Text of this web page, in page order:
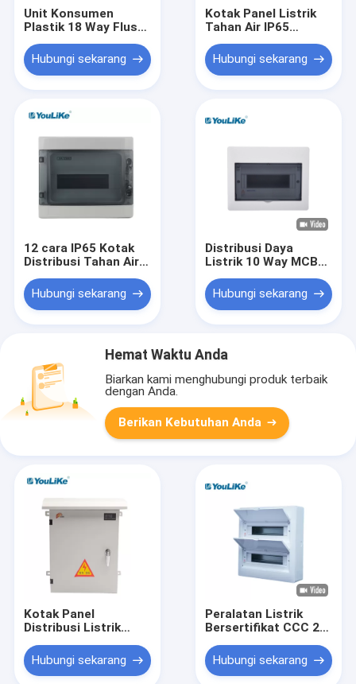
Unit Konsumen
Plastik 18 Way Flush
Mount MCB Box
Papan Distribusi
Tenaga Listrik Dalam
Hubungi sekarang
Kotak Panel Listrik
Tahan Air IP65
Plastik Penuh Papan
Distribusi Listrik Luar
Ruangan
Hubungi sekarang
12 cara IP65 Kotak
Distribusi Tahan Air
dan Tahan Debu
Bahan MCB BOX ABS
PC
Hubungi sekarang
Distribusi Daya
Listrik 10 Way MCB
Box Metal Enclosure
Flush Mounted
Hubungi sekarang
Hemat Waktu Anda
Biarkan kami menghubungi produk terbaik
dengan Anda.
Berikan Kebutuhan Anda
Kotak Panel
Distribusi Listrik
Stainless Steel
Kandang Listrik IP43
Hubungi sekarang
Peralatan Listrik
Bersertifikat CCC 28
Switch Box Move
Ascend And Descend
Hubungi sekarang